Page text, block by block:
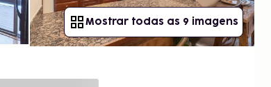
Mostrar todas as 9 imagens